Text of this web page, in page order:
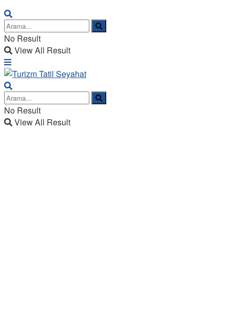
No Result
View All Result
No Result
View All Result